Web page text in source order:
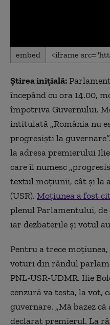
0
seconds
seconds
embed
Știrea inițială:
începând cu ora 14.00,
împotriva Guvernului.
intitulată „România nu
progresiști la
la adresa premierului
care îl numesc
textul moțiunii, cât și la
(USR). Moțiunea a fost
plenul Parlamentului, de
iar dezbaterile și votul
Pentru a trece
voturi din rândul
PNL-USR-UDMR. Ilie
cenzură va testa, la vot,
guvernare. „Mă bazez
declarat premierul. La